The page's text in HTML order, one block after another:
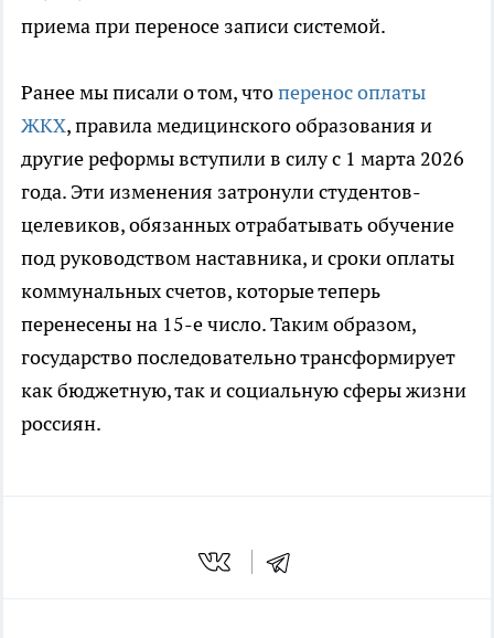
приема при переносе записи системой.
Ранее мы писали о том, чтоперенос оплаты
ЖКХ, правила медицинского образования и
другие реформы вступили в силу с 1 марта 2026
года. Эти изменения затронули студентов-
целевиков, обязанных отрабатывать обучение
под руководством наставника, и сроки оплаты
коммунальных счетов, которые теперь
перенесены на 15-е число. Таким образом,
государство последовательно трансформирует
как бюджетную, так и социальную сферы жизни
россиян.